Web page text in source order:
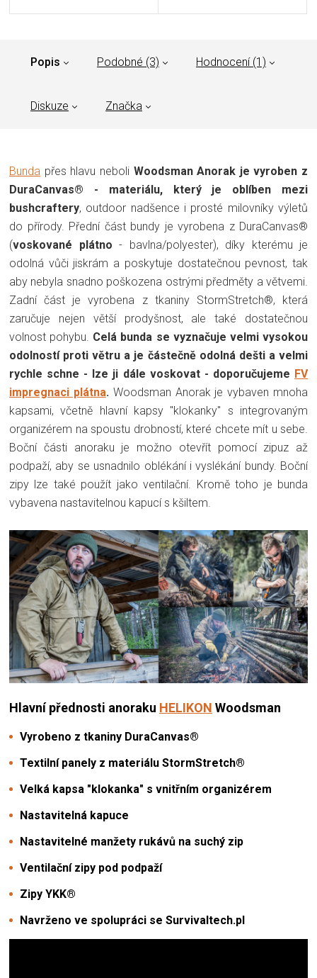
Popis Podobné (3) Hodnocení (1)
Diskuze Značka
Bunda přes hlavu neboliWoodsman Anorak je vyroben z
DuraCanvas® - materiálu, který je oblíben mezi
bushcraftery, outdoor nadšence i prosté milovníky výletů
do přírody. Přední část bundy je vyrobena z DuraCanvas®
(voskované plátno - bavlna/polyester), díky kterému je
odolná vůči jiskrám a poskytuje dostatečnou pevnost, tak
aby nebyla snadno poškozena ostrými předměty a větvemi.
Zadní část je vyrobena z tkaniny StormStretch®, která
zaručuje nejen větší prodyšnost, ale také dostatečnou
volnost pohybu. Celá bunda se vyznačuje velmi vysokou
odolností proti větru a je částečně odolná dešti a velmi
rychle schne - lze ji dále voskovat - doporučujeme FV
impregnaci plátna.Woodsman Anorak je vybaven mnoha
kapsami, včetně hlavní kapsy "klokanky" s integrovaným
organizérem na spoustu drobností, které chcete mít u sebe.
Boční části anoraku je možno otevřít pomocí zipuz až
podpaží, aby se usnadnilo oblékání i vyslékání bundy. Boční
zipy lze také použít jako ventilační. Kromě toho je bunda
vybavena nastavitelnou kapucí s kšiltem.
Hlavní přednosti anoraku HELIKON Woodsman
Vyrobeno z tkaniny DuraCanvas®
Textilní panely z materiálu StormStretch®
Velká kapsa "klokanka" s vnitřním organizérem
Nastavitelná kapuce
Nastavitelné manžety rukávů na suchý zip
Ventilační zipy pod podpaží
Zipy YKK®
Navrženo ve spolupráci se Survivaltech.pl